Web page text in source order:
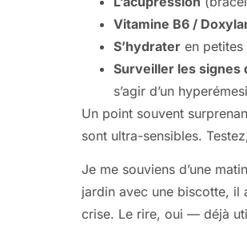
Vitamine B6 /
S’hydrater en
Surveiller les signes
s’agir d’un
Un point souvent
sont ultra-sensibles.
Je me souviens d’une
jardin avec une biscotte, il
crise. Le rire, oui — déjà